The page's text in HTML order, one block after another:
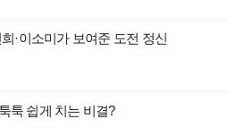
희·이소미가 보여준 도전 정신
툭 쉽게 치는 비결?